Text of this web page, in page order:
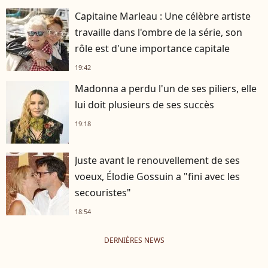
Capitaine Marleau : Une célèbre artiste
travaille dans l'ombre de la série, son
rôle est d'une importance capitale
19:42
Madonna a perdu l'un de ses piliers, elle
lui doit plusieurs de ses succès
19:18
Juste avant le renouvellement de ses
voeux, Élodie Gossuin a "fini avec les
secouristes"
18:54
DERNIÈRES NEWS